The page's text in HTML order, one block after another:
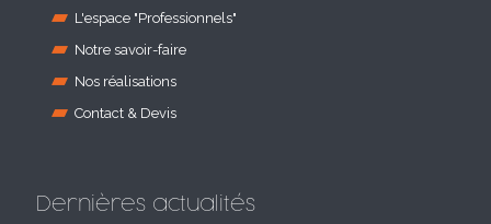
L'espace "Professionnels"
Notre savoir-faire
Nos réalisations
Contact & Devis
Dernières actualités